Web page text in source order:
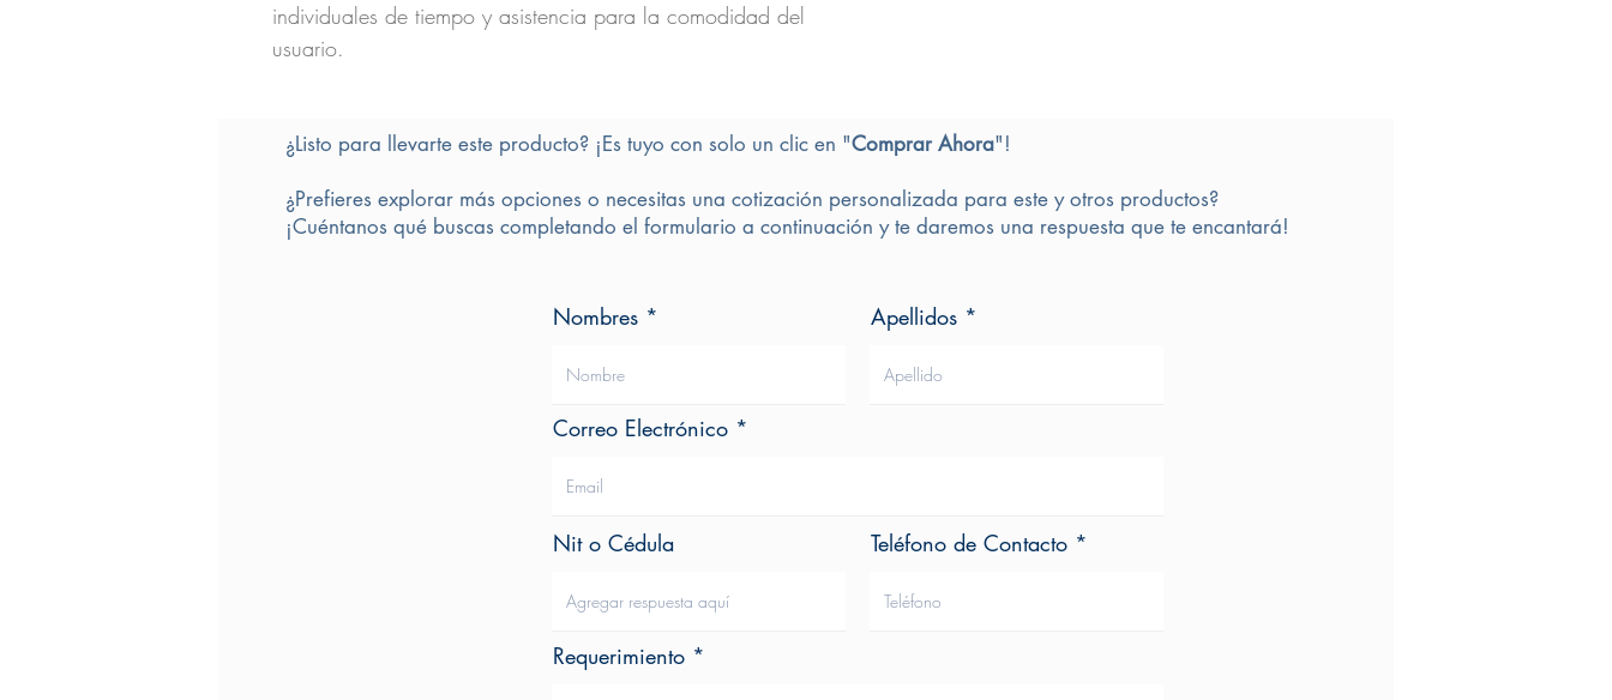
individuales de tiempo y asistencia para la comodidad del
usuario.
¿Listo para llevarte este producto? ¡Es tuyo con solo un clic en "Comprar Ahora"!
¿Prefieres explorar más opciones o necesitas una cotización personalizada para este y otros productos?
¡Cuéntanos qué buscas completando el formulario a continuación y te daremos una respuesta que te encantará!
Nombres Apellidos
Correo Electrónico
Nit o Cédula Teléfono de Contacto
Requerimiento